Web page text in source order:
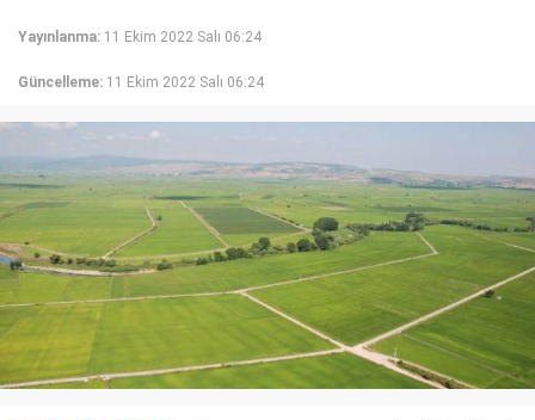
Yayınlanma: 11 Ekim 2022 Salı 06:24
Güncelleme: 11 Ekim 2022 Salı 06:24